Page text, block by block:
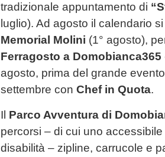
tradizionale appuntamento di
luglio). Ad agosto il calendario
Memorial Molini (1° agosto),
Ferragosto a Domobianca365
agosto, prima del grande
settembre con Chef in Quota.
Il Parco Avventura di
percorsi – di cui uno
disabilità – zipline, carrucole e